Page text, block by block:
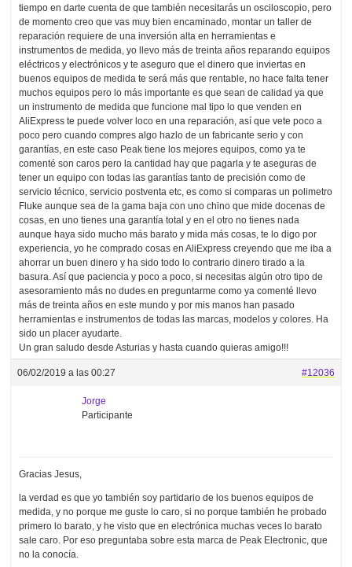
tiempo en darte cuenta de que también necesitarás un osciloscopio, pero
de momento creo que vas muy bien encaminado, montar un taller de
reparación requiere de una inversión alta en herramientas e
instrumentos de medida, yo llevo más de treinta años reparando equipos
eléctricos y electrónicos y te aseguro que el dinero que inviertas en
buenos equipos de medida te será más que rentable, no hace falta tener
muchos equipos pero lo más importante es que sean de calidad ya que
un instrumento de medida que funcione mal tipo lo que venden en
AliExpress te puede volver loco en una reparación, así que vete poco a
poco pero cuando compres algo hazlo de un fabricante serio y con
garantías, en este caso Peak tiene los mejores equipos, como ya te
comenté son caros pero la cantidad hay que pagarla y te aseguras de
tener un equipo con todas las garantías tanto de precisión como de
servicio técnico, servicio postventa etc, es como si comparas un polimetro
Fluke aunque sea de la gama baja con uno chino que mide docenas de
cosas, en uno tienes una garantía total y en el otro no tienes nada
aunque haya sido mucho más barato y mida más cosas, te lo digo por
experiencia, yo he comprado cosas en AliExpress creyendo que me iba a
ahorrar un buen dinero y ha sido todo lo contrario dinero tirado a la
basura. Así que paciencia y poco a poco, si necesitas algún otro tipo de
asesoramiento más no dudes en preguntarme como ya comenté llevo
más de treinta años en este mundo y por mis manos han pasado
herramientas e instrumentos de todas las marcas, modelos y colores. Ha
sido un placer ayudarte.
Un gran saludo desde Asturias y hasta cuando quieras amigo!!!
06/02/2019 a las 00:27 #12036
Jorge
Participante
Gracias Jesus,
la verdad es que yo también soy partidario de los buenos equipos de
medida, y no porque me guste lo caro, si no porque también he probado
primero lo barato, y he visto que en electrónica muchas veces lo barato
sale caro. Por eso preguntaba sobre esta marca de Peak Electronic, que
no la conocía.